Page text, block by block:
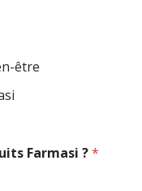
être
Farmasi ?*